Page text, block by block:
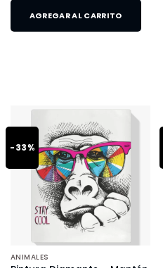
AGREGAR AL CARRITO
-33%
ANIMALES